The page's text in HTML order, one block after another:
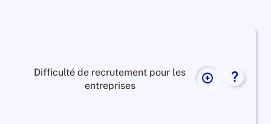
Difficulté de recrutement pour les
entreprises
Plus
?